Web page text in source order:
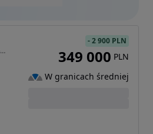
2967 cm3 • 286 KM • Lang_OśSkrętna_HeadUp_Masaże_Wentylacja_Noktowizja_Webasto_B&O_Panoram
-2 900 PLN
349 000 PLN
W granicach średniej